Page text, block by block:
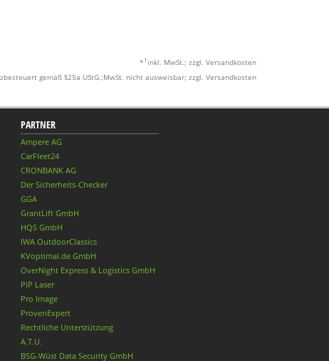
* 1 inkl. MwSt.; zzgl. Versandkosten
gemäß §25a UStG.;MwSt. nicht ausweisbar; zzgl. Versandkosten
PARTNER
Ampere AG
CarFleet24
CRONBANK AG
Der Sicherheits-Checker
GGA
GrantLift GmbH
HQS GmbH
IWA OutdoorClassics
KVoptimal.de GmbH
OverNight Express & Logistics GmbH
PiP Laser
Pro Image
ProvenExpert
Rechtliche Unterstützung
A.T.U.
BSG-Wüst Data Security GmbH